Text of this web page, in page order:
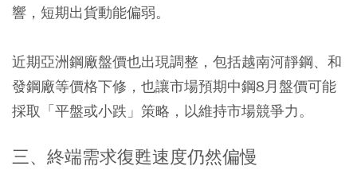
響，短期出貨動能偏弱。
近期亞洲鋼廠盤價也出現調整，包括越南河靜鋼、和
發鋼廠等價格下修，也讓市場預期中鋼8月盤價可能
採取「平盤或小跌」策略，以維持市場競爭力。
三、終端需求復甦速度仍然偏慢